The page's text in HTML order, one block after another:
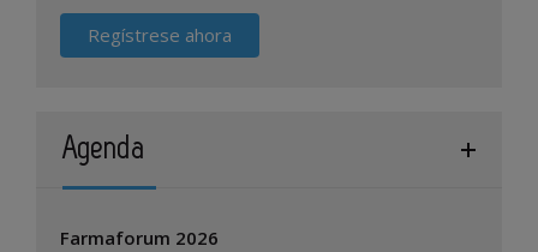
Regístrese ahora
Agenda
Farmaforum 2026